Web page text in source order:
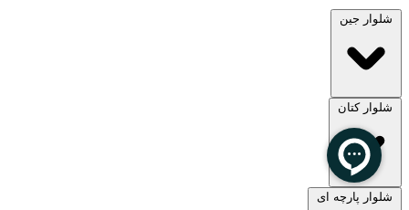
شلوار جین
مشاهده همه
شلوار کتان
شلوار پارچه ای